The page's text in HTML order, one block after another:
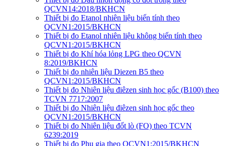
QCVN14:2018/BKHCN
Thiết bị đo Etanol nhiên liệu biến tính theo
QCVN1:2015/BKHCN
Thiết bị đo Etanol nhiên liệu không biến tính theo
QCVN1:2015/BKHCN
Thiết bị đo Khí hóa lỏng LPG theo QCVN
8:2019/BKHCN
Thiết bị đo nhiên liệu Diezen B5 theo
QCVN1:2015/BKHCN
Thiết bị đo Nhiên liệu điêzen sinh học gốc (B100) theo
TCVN 7717:2007
Thiết bị đo Nhiên liệu điêzen sinh học gốc theo
QCVN1:2015/BKHCN
Thiết bị đo Nhiên liệu đốt lò (FO) theo TCVN
6239:2019
Thiết bị đo Phụ gia theo QCVN1:2015/BKHCN